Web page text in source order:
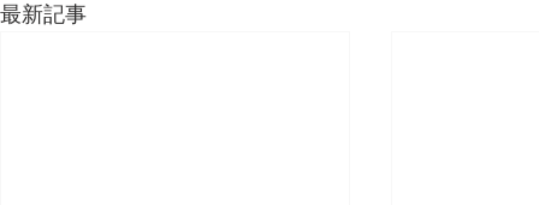
最新記事